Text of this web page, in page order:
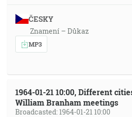
ČESKY
Znamení – Důkaz
MP3
1964-01-21 10:00, Different
William Branham meetings
Broadcasted: 1964-01-21 10:00